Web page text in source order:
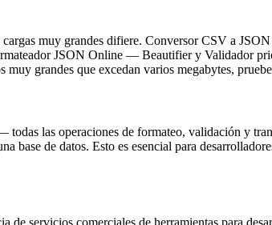
muy grandes difiere. Conversor CSV a
JSON Online — Beautifier y Validador
grandes que excedan varios megabytes,
las operaciones de formateo, validación y
base de datos. Esto es esencial para